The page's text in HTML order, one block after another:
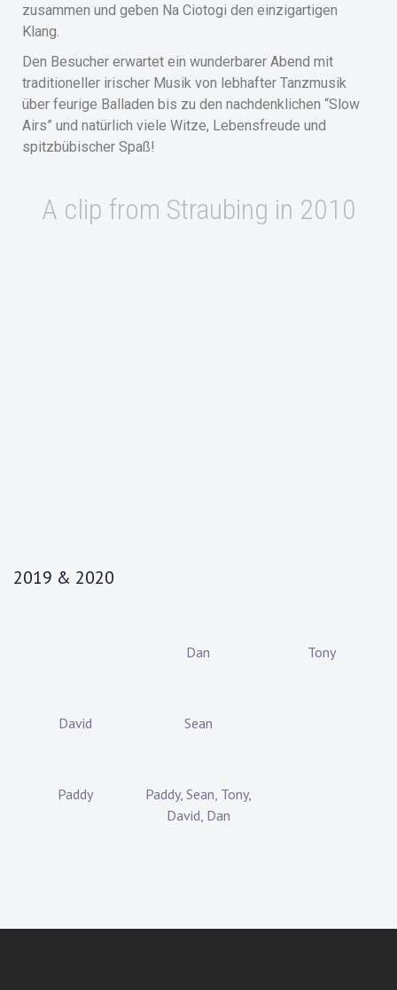
zusammen und geben Na Ciotogi den einzigartigen
Klang.
Den Besucher erwartet ein wunderbarer Abend mit
traditioneller irischer Musik von lebhafter Tanzmusik
über feurige Balladen bis zu den nachdenklichen “Slow
Airs” und natürlich viele Witze, Lebensfreude und
spitzbübischer Spaß!
A clip from Straubing in 2010
2019 & 2020
Dan Tony
David Sean
Paddy
Paddy, Sean, Tony,
David, Dan